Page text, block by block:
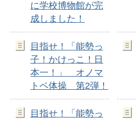
に学校博物館が完
成しました！
目指せ！「能勢っ
子！かけっこ！日
本一！」 オノマ
トペ体操 第2弾！
目指せ！「能勢っ